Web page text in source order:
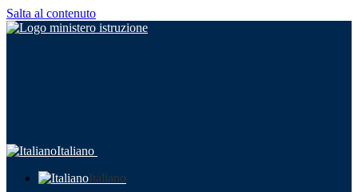
Salta al contenuto
Italiano
Italiano